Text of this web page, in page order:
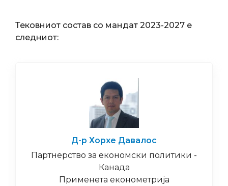
Тековниот состав со мандат 2023-2027 е
следниот:
Д-р Хорхе Давалос
Партнерство за економски политики -
Канада
Применета економетрија